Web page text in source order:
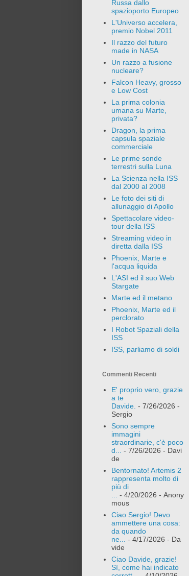
Russa dallo
spazioporto Europeo
L'Universo accelera,
premio Nobel 2011
Il razzo del futuro
made in NASA
Un razzo a fusione
nucleare?
Falcon Heavy, grosso
e Low Cost
La prima colonia
umana su Marte,
privata?
Dragon, la prima
capsula spaziale
commerciale
Le prime sonde
terrestri sulla Luna
La Scienza nella ISS
dal 2000 al 2008
Le foto dei siti di
allunaggio di Apollo
Spettacolare video-
tour della ISS
Streaming video in
diretta dalla ISS
Phoenix, Marte e
l'acqua liquida
L'ASI ed il suo Web
Stargate
Marte ed il metano
Phoenix, Marte ed il
perclorato
I Robot Spaziali della
ISS
ISS, parliamo di soldi
Commenti Recenti
E' proprio vero, grazie
a te
Davide. - 7/26/2026 -
Sergio
Sono sempre
immagini
straordinarie, c'è poco
d... - 7/26/2026 - Davi
de
Bentornato! Artemis 2
rappresenta molto di
più di
... - 4/20/2026 - Anony
mous
Ciao Sergio! Devo
ammettere una cosa:
da quando
ne... - 4/17/2026 - Da
vide
Ciao Davide, grazie!
Sì, come hai indicato